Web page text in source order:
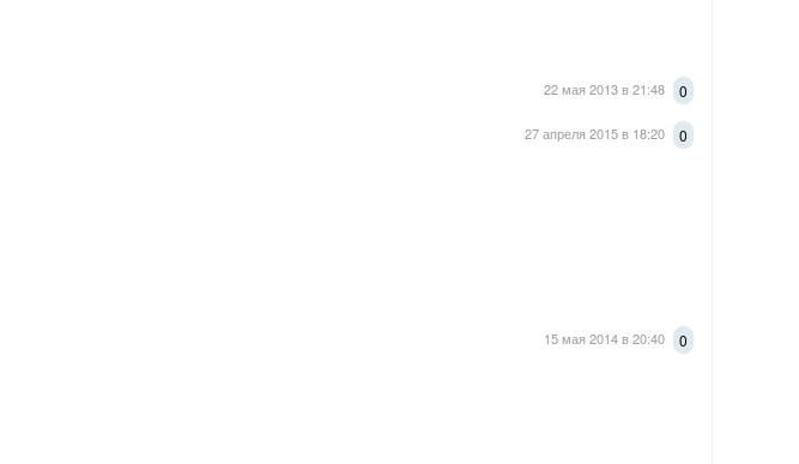
0
22 мая 2013 в 21:48
0
27 апреля 2015 в 18:20
0
15 мая 2014 в 20:40